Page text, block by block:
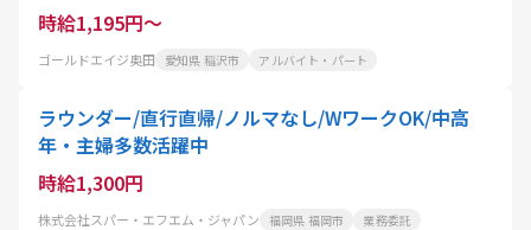
時給1,195円～
ゴールドエイジ奥田 愛知県 稲沢市 アルバイト・パート
ラウンダー/直行直帰/ノルマなし/WワークOK/中高
年・主婦多数活躍中
時給1,300円
株式会社スパー・エフエム・ジャパン 福岡県 福岡市 業務委託